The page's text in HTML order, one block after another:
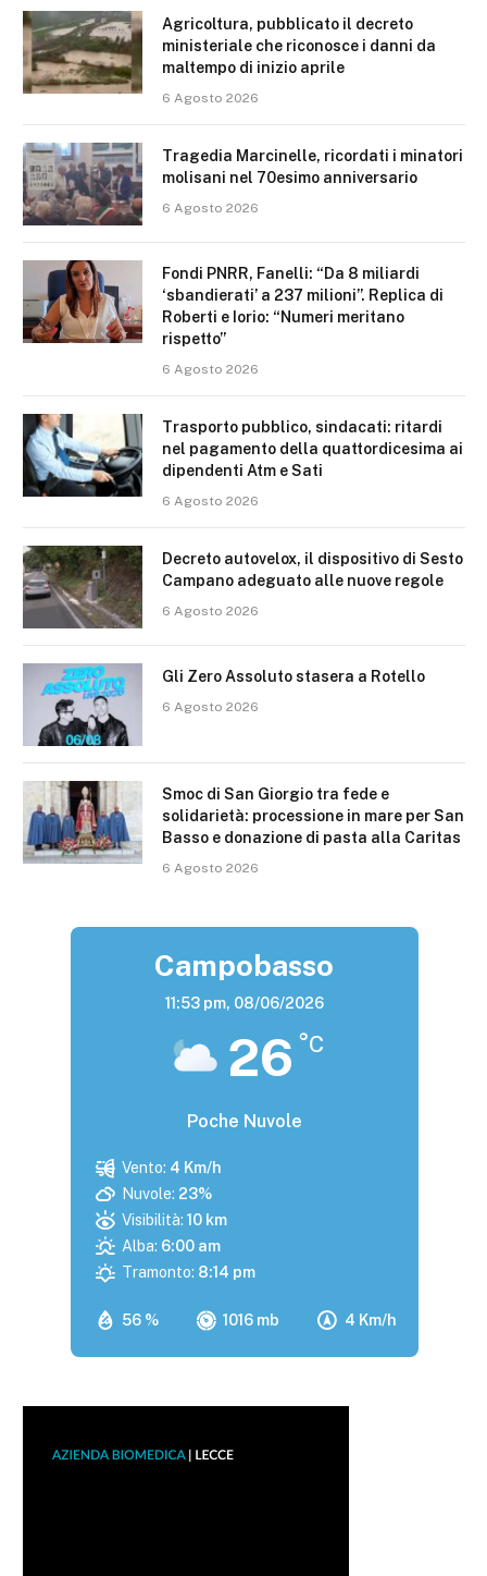
Agricoltura, pubblicato il decreto
ministeriale che riconosce i danni da
maltempo di inizio aprile
6 Agosto 2026
Tragedia Marcinelle, ricordati i minatori
molisani nel 70esimo anniversario
6 Agosto 2026
Fondi PNRR, Fanelli: “Da 8 miliardi
‘sbandierati’ a 237 milioni”. Replica di
Roberti e Iorio: “Numeri meritano
rispetto”
6 Agosto 2026
Trasporto pubblico, sindacati: ritardi
nel pagamento della quattordicesima ai
dipendenti Atm e Sati
6 Agosto 2026
Decreto autovelox, il dispositivo di Sesto
Campano adeguato alle nuove regole
6 Agosto 2026
Gli Zero Assoluto stasera a Rotello
6 Agosto 2026
Smoc di San Giorgio tra fede e
solidarietà: processione in mare per San
Basso e donazione di pasta alla Caritas
6 Agosto 2026
Campobasso
11:53 pm, 08/06/2026
26 °C
Poche Nuvole
56 % 1016 mb 4 Km/h
Vento: 4 Km/h
Nuvole: 23%
Visibilità: 10 km
Alba: 6:00 am
Tramonto: 8:14 pm